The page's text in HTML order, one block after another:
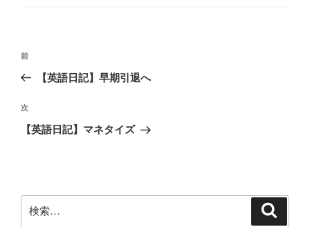
投
ビ
ゲ
ン
前
の
稿
前
【英語日記】早期引退へ
次
の
次
【英語日記】マネタイズ
索: